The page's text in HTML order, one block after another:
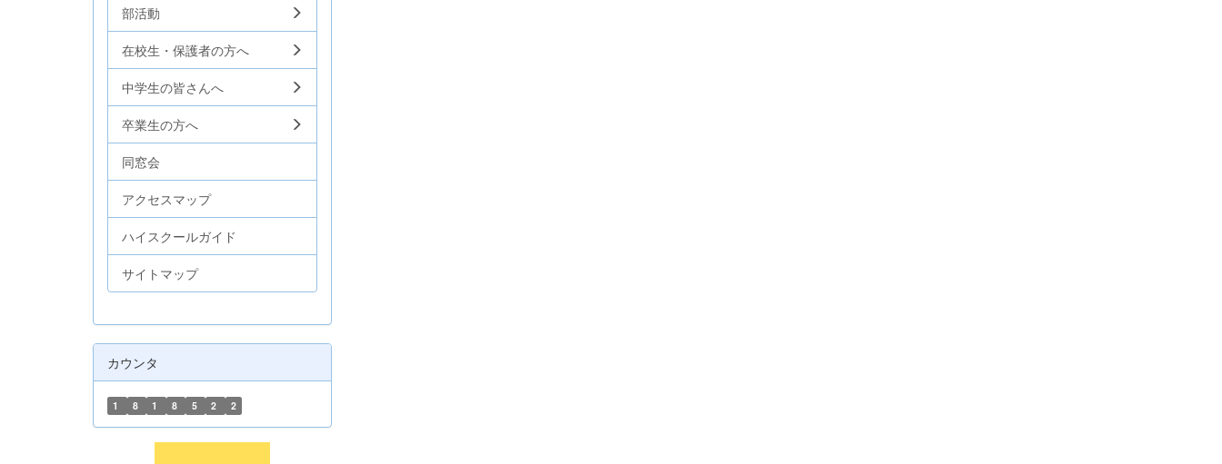
部活動
在校生・保護者の方へ
中学生の皆さんへ
卒業生の方へ
同窓会
アクセスマップ
ハイスクールガイド
サイトマップ
カウンタ
1 8 1 8 5 2 2